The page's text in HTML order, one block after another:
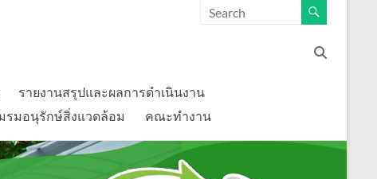
รายงานสรุปและผลการดำเนินงาน
รมอนุรักษ์สิ่งแวดล้อม คณะทำงาน